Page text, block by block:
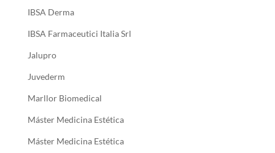
IBSA Derma
IBSA Farmaceutici Italia Srl
Jalupro
Juvederm
Marllor Biomedical
Máster Medicina Estética
Máster Medicina Estética